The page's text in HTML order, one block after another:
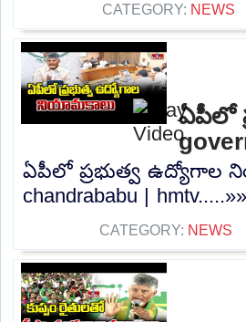
CATEGORY: NEWS
ఏపీలో
ఏపీలో ప్రభుత్వ ఉద్యోగాల
chandrababu | hmtv.....»»
CATEGORY: NEWS